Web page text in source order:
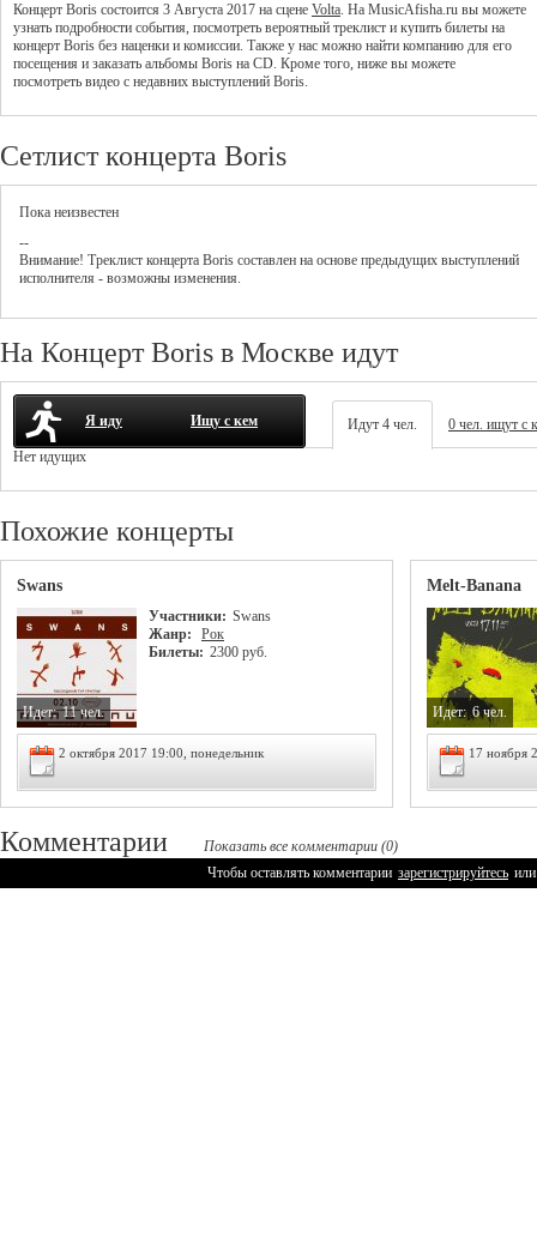
Концерт Boris состоится 3 Августа 2017 на сцене Volta. На MusicAfisha.ru вы можете
узнать подробности события, посмотреть вероятный треклист и купить билеты на
концерт Boris без наценки и комиссии. Также у нас можно найти компанию для его
посещения и заказать альбомы Boris на CD. Кроме того, ниже вы можете
посмотреть видео с недавних выступлений Boris.
Сетлист концерта Boris
Пока неизвестен
--
Внимание! Треклист концерта Boris составлен на основе предыдущих выступлений
исполнителя - возможны изменения.
На Концерт Boris в Москве идут
Я иду Ищу с кем Идут 4 чел.
0 чел. ищут с
Нет идущих
Похожие концерты
Swans
Участники: Swans
Жанр:
Рок
Билеты: 2300 руб.
Идет: 11 чел.
2 октября 2017 19:00, понедельник
Melt-Banana
Идет: 6 чел.
17 ноября
Комментарии
Показать все комментарии (0)
Чтобы оставлять комментарии зарегистрируйтесь или